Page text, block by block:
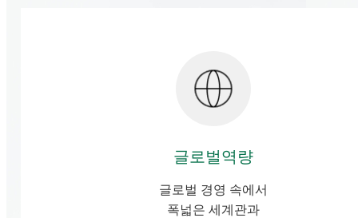
글로벌역량
글로벌 경영 속에서
폭넓은 세계관과